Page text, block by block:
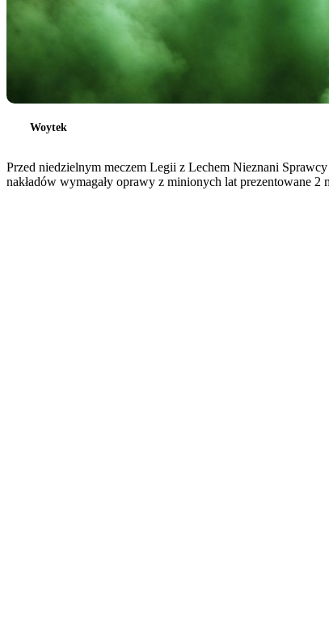
Woytek
Przed niedzielnym meczem Legii z Lechem Nieznani
nakładów wymagały oprawy z minionych lat prezentowane